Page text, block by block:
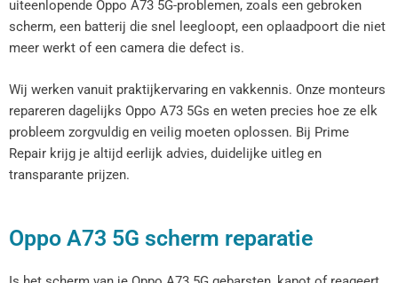
uiteenlopende Oppo A73 5G-problemen, zoals een gebroken
scherm, een batterij die snel leegloopt, een oplaadpoort die niet
meer werkt of een camera die defect is.
Wij werken vanuit praktijkervaring en vakkennis. Onze monteurs
repareren dagelijks Oppo A73 5Gs en weten precies hoe ze elk
probleem zorgvuldig en veilig moeten oplossen. Bij Prime
Repair krijg je altijd eerlijk advies, duidelijke uitleg en
transparante prijzen.
Oppo A73 5G scherm reparatie